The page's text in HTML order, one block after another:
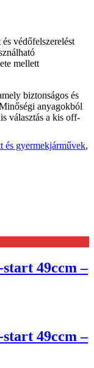
védőfelszerelést
mellett
biztonságos és
anyagokból
választás a kis off-
és gyermekjárművek,
49ccm –
49ccm –